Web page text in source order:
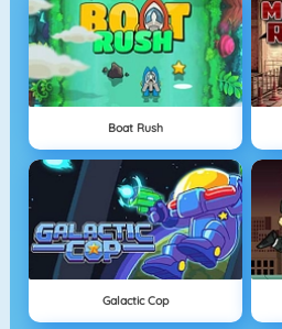
Boat Rush
Galactic Cop